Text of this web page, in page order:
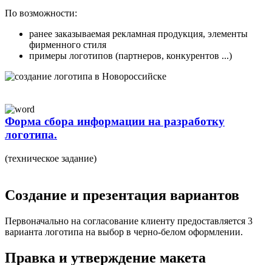
По возможности:
ранее заказываемая рекламная продукция, элементы
фирменного стиля
примеры логотипов (партнеров, конкурентов ...)
Форма сбора информации на разработку
логотипа.
(техническое задание)
Создание и презентация вариантов
Первоначально на согласование клиенту предоставляется 3
варианта логотипа на выбор в черно-белом оформлении.
Правка и утверждение макета